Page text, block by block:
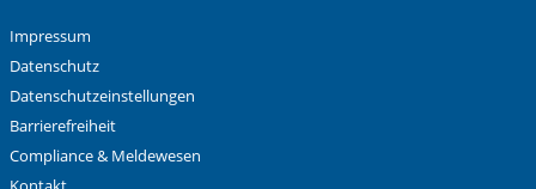
Impressum
Datenschutz
Datenschutzeinstellungen
Barrierefreiheit
Compliance & Meldewesen